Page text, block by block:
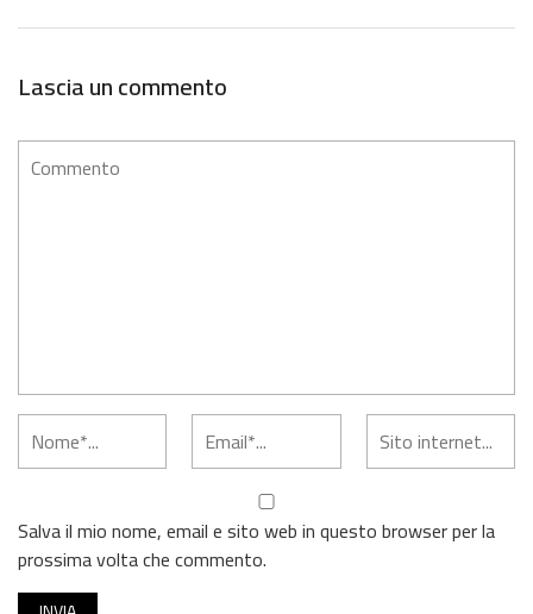
Lascia un commento
Salva il mio nome, email e sito web in questo browser per la
prossima volta che commento.